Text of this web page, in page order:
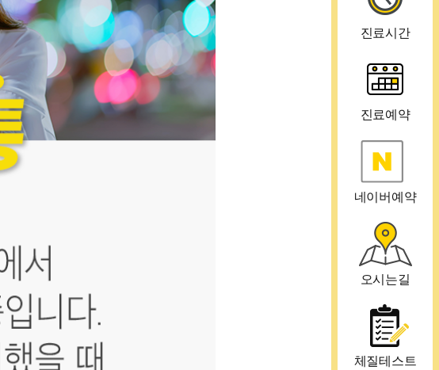
진료시간
진료예약
네이버예약
오시는길
체질테스트